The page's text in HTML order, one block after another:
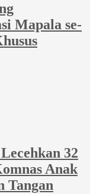
Mapala se-
32
Anak
Tangan